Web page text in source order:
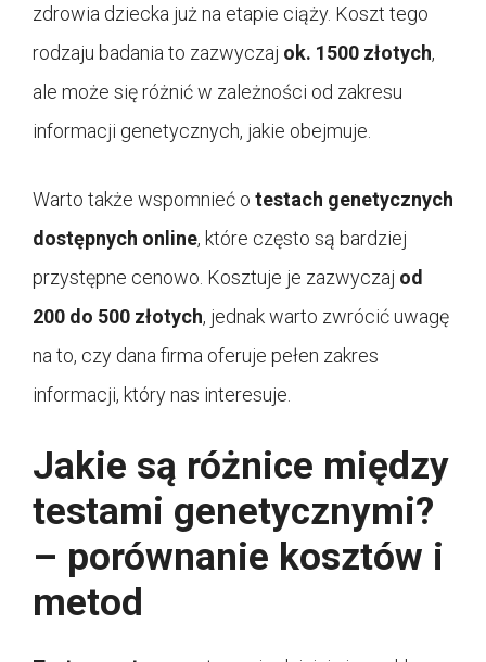
zdrowia dziecka już na etapie ciąży. Koszt tego
rodzaju badania to zazwyczaj ok. 1500 złotych,
ale może się różnić w zależności od zakresu
informacji genetycznych, jakie obejmuje.
Warto także wspomnieć o testach genetycznych
dostępnych online, które często są bardziej
przystępne cenowo. Kosztuje je zazwyczaj od
200 do 500 złotych, jednak warto zwrócić uwagę
na to, czy dana firma oferuje pełen zakres
informacji, który nas interesuje.
Jakie są różnice między
testami genetycznymi?
– porównanie kosztów i
metod